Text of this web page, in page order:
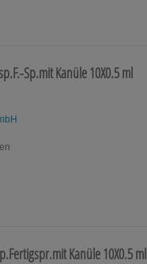
Sp.mit Kanüle10X0.5 ml
Kanüle10X0.5 ml